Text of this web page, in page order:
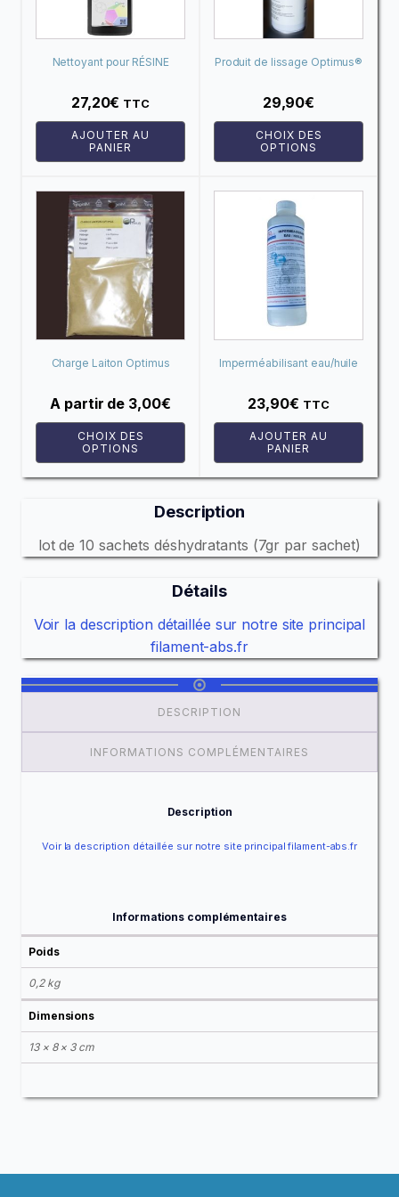
Nettoyant pour RÉSINE
imprimante 3D SAKATA3D
27,20€ TTC
AJOUTER AU
PANIER
Produit de lissage Optimus®
29,90€
CHOIX DES
OPTIONS
peuvent
choisies
sur
page
du
Charge Laiton Optimus
A partir de 3,00€
CHOIX DES
OPTIONS
produit
plusieurs
variations.
options
peuvent
choisies
sur
page
Imperméabilisant eau/huile
Optimus
23,90€ TTC
AJOUTER AU
PANIER
Description
lot de 10 sachets déshydratants (7gr par sachet)
Détails
Voir la description détaillée sur notre site principal
filament-abs.fr
DESCRIPTION
INFORMATIONS COMPLÉMENTAIRES
Description
Voir la description détaillée sur notre site principal filament-abs.fr
Informations complémentaires
Poids
0,2 kg
Dimensions
13 × 8 × 3 cm